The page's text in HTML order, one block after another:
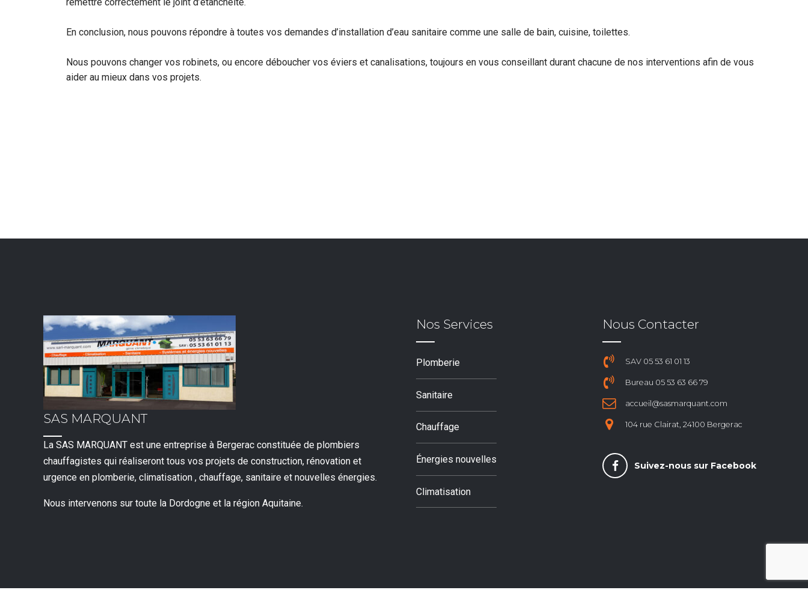
En conclusion, nous pouvons répondre à toutes vos demandes d’installation d’eau sanitaire comme une salle de bain, cuisine, toilettes.
Nous pouvons changer vos robinets, ou encore déboucher vos éviers et canalisations, toujours en vous conseillant durant chacune de nos interventions afin de vous
aider au mieux dans vos projets.
SAS MARQUANT
La SAS MARQUANT est une entreprise à Bergerac constituée de plombiers
chauffagistes qui réaliseront tous vos projets de construction, rénovation et
urgence en plomberie, climatisation , chauffage, sanitaire et nouvelles énergies.
Nous intervenons sur toute la Dordogne et la région Aquitaine.
Nos Services
Plomberie
Sanitaire
Chauffage
Énergies nouvelles
Climatisation
Nous Contacter
SAV 05 53 61 01 13
Bureau 05 53 63 66 79
accueil@sasmarquant.com
104 rue Clairat, 24100 Bergerac
Suivez-nous sur Facebook